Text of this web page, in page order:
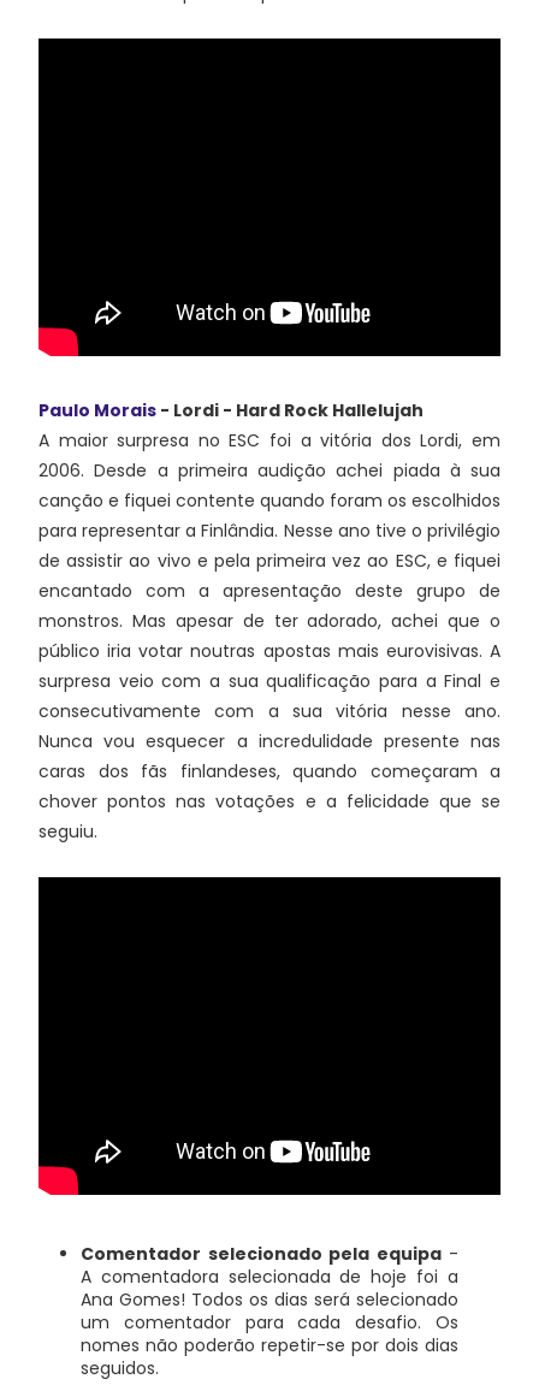
Paulo Morais - Lordi - Hard Rock Hallelujah
A maior surpresa no ESC foi a vitória dos Lordi, em
2006. Desde a primeira audição achei piada à sua
canção e fiquei contente quando foram os escolhidos
para representar a Finlândia. Nesse ano tive o privilégio
de assistir ao vivo e pela primeira vez ao ESC, e fiquei
encantado com a apresentação deste grupo de
monstros. Mas apesar de ter adorado, achei que o
público iria votar noutras apostas mais eurovisivas. A
surpresa veio com a sua qualificação para a Final e
consecutivamente com a sua vitória nesse ano.
Nunca vou esquecer a incredulidade presente nas
caras dos fãs finlandeses, quando começaram a
chover pontos nas votações e a felicidade que se
seguiu.
Comentador selecionado pela equipa-
A comentadora selecionada de hoje foi a
Ana Gomes! Todos os dias será selecionado
um comentador para cada desafio. Os
nomes não poderão repetir-se por dois dias
seguidos.